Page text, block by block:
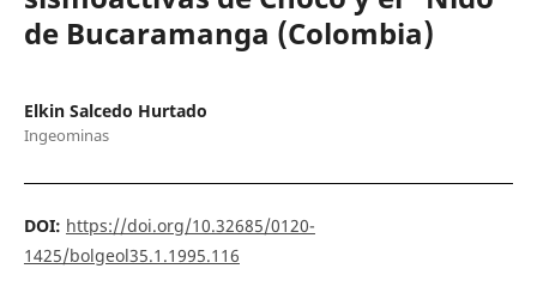
de Bucaramanga (Colombia)
Elkin Salcedo Hurtado
Ingeominas
DOI: https://doi.org/10.32685/0120-
1425/bolgeol35.1.1995.116